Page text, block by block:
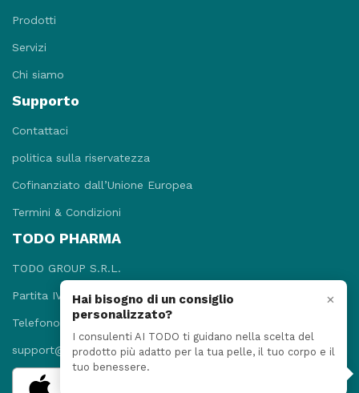
Hai bisogno di un consiglio
personalizzato?
×
I consulenti AI TODO ti guidano nella scelta del
prodotto più adatto per la tua pelle, il tuo corpo e il
tuo benessere.
Prodotti
Servizi
Chi siamo
Supporto
Contattaci
politica sulla riservatezza
Cofinanziato dall’Unione Europea
Termini & Condizioni
TODO PHARMA
TODO GROUP S.R.L.
Partita IVA: 09781131215
Telefono: +3908118920052
support@todopharma.it